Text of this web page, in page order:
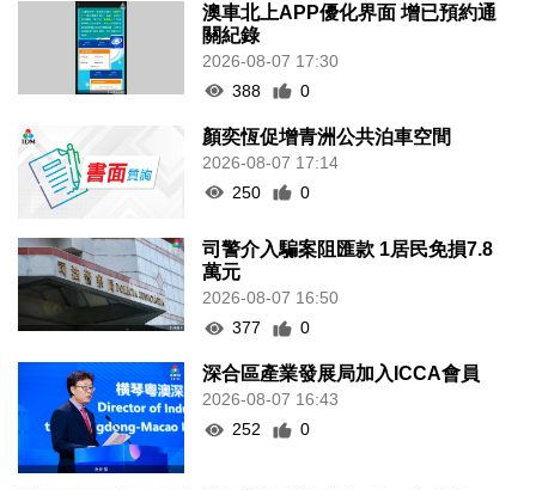
澳車北上APP優化界面 增已預約通
關紀錄
2026-08-07 17:30
388
0
顏奕恆促增青洲公共泊車空間
2026-08-07 17:14
250
0
司警介入騙案阻匯款 1居民免損7.8
萬元
2026-08-07 16:50
377
0
深合區產業發展局加入ICCA會員
2026-08-07 16:43
252
0